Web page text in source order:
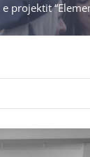
projektit